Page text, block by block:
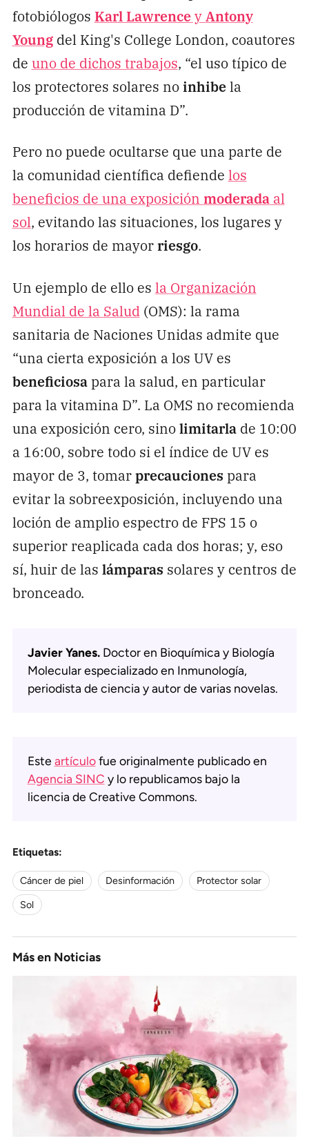
fotobiólogos Karl LawrenceyAntony
Youngdel King's College London, coautores
de uno de dichos trabajos, “el uso típico de
los protectores solares noinhibela
producción de vitamina D”.
Pero no puede ocultarse que una parte de
la comunidad científica defiende los
beneficios de una exposición moderadaal
sol, evitando las situaciones, los lugares y
los horarios de mayorriesgo.
Un ejemplo de ello es la Organización
Mundial de la Salud (OMS): la rama
sanitaria de Naciones Unidas admite que
“una cierta exposición a los UV es
beneficiosapara la salud, en particular
para la vitamina D”. La OMS no recomienda
una exposición cero, sinolimitarlade 10:00
a 16:00, sobre todo si el índice de UV es
mayor de 3, tomarprecauciones para
evitar la sobreexposición, incluyendo una
loción de amplio espectro de FPS 15 o
superior reaplicada cada dos horas; y, eso
sí, huir de las lámparas solares y centros de
bronceado.
Javier Yanes.Doctor en Bioquímica y Biología
Molecular especializado en Inmunología,
periodista de ciencia y autor de varias novelas.
Este artículofue originalmente publicado en
Agencia SINC y lo republicamos bajo la
licencia de Creative Commons.
Etiquetas:
Cáncer de piel Desinformación
Protector solar
Sol
Más en Noticias